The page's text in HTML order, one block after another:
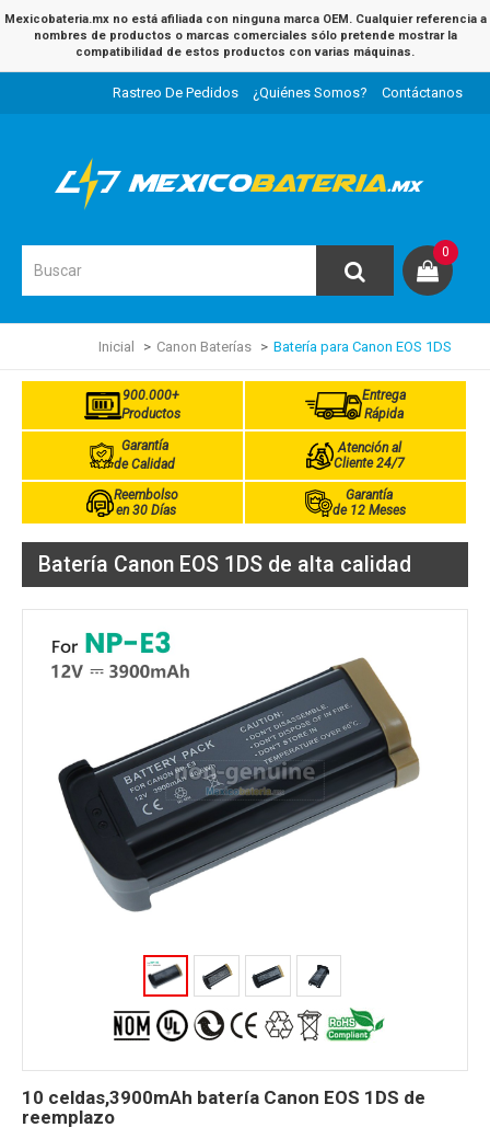
Mexicobateria.mx no está afiliada con ninguna marca OEM. Cualquier referencia a
nombres de productos o marcas comerciales sólo pretende mostrar la
compatibilidad de estos productos con varias máquinas.
Rastreo De Pedidos ¿Quiénes Somos? Contáctanos
0
Inicial Canon Baterías Batería para Canon EOS 1DS
900.000+
Productos
Entrega
Rápida
Garantía
de Calidad
Atención al
Cliente 24/7
Reembolso
en 30 Días
Garantía
de 12 Meses
Batería Canon EOS 1DS de alta calidad
10 celdas,3900mAh batería Canon EOS 1DS de
reemplazo